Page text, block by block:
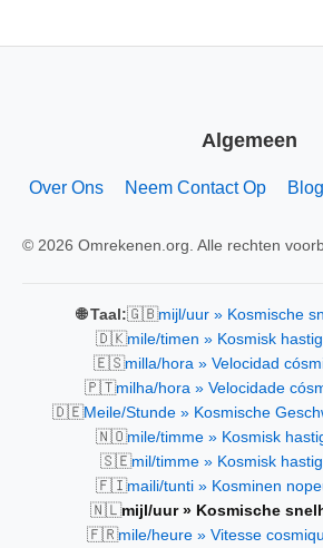
Algemeen
Over Ons Neem Contact Op Blog
© 2026 Omrekenen.org. Alle rechten
🌐 Taal:🇬🇧mijl/uur » Kosmische
🇩🇰mile/timen » Kosmisk
🇪🇸milla/hora » Velocidad
🇵🇹milha/hora » Velocidade
🇩🇪Meile/Stunde » Kosmische
🇳🇴mile/timme » Kosmisk
🇸🇪mil/timme » Kosmisk
🇫🇮maili/tunti » Kosminen
🇳🇱mijl/uur » Kosmische
🇫🇷mile/heure » Vitesse